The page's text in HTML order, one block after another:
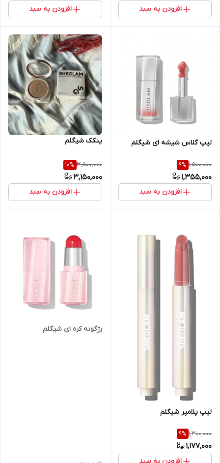
افزودن به سبد افزودن به سبد
لیپ گلاس شیشه ای شیگلم
1,500,000
9%
1,355,000
افزودن به سبد
پنکک شیگلم
3,500,000
10%
3,150,000
افزودن به سبد
لیپ پلامپر شیگلم
1,300,000
9%
1,177,000
افزودن به سبد
‌رژگونه کره ای شیگلم